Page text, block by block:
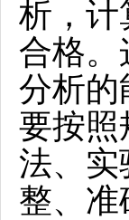
析，计
合格。
分析的
要按照
法、实
整、准